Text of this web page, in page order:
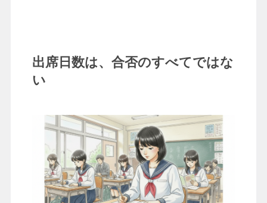
出席日数は、合否のすべてではな
い